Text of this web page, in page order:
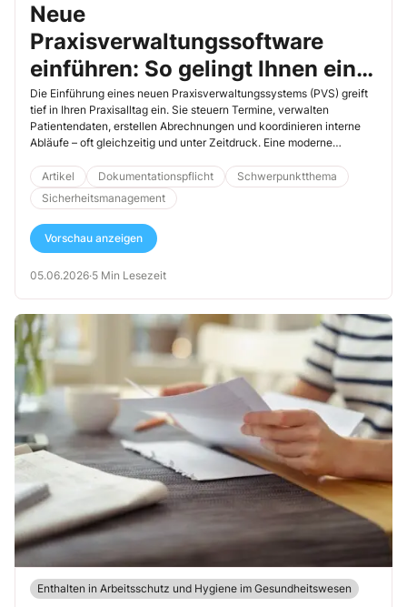
Neue
Praxisverwaltungssoftware
einführen: So gelingt Ihnen ein
sauberer Umstieg
Die Einführung eines neuen Praxisverwaltungssystems (PVS) greift
tief in Ihren Praxisalltag ein. Sie steuern Termine, verwalten
Patientendaten, erstellen Abrechnungen und koordinieren interne
Abläufe – oft gleichzeitig und unter Zeitdruck. Eine moderne
Arbeitsschritte, schafft Transparenz und verbessert die
Kommunikation im Team. Damit Sie dieses Potenzial tatsächlich
nutzen, sollten Sie strukturiert vorgehen und klare Prioritäten
setzen.
Artikel Dokumentationspflicht
Schwerpunktthema
Sicherheitsmanagement
Vorschau anzeigen
05.06.2026·5 Min Lesezeit
Enthalten in Arbeitsschutz und Hygiene im Gesundheitswesen